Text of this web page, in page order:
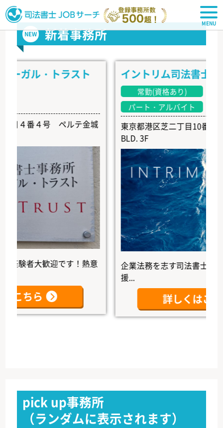
司法書士JOBサーチ
NEW 新着事務所
ル・トラスト
番４号 ペルテ金城
大歓迎です！熱意
ら
イントリム司法書士事務所
常勤(資格あり)
常勤(
パート・アルバイト
東京都港区芝二丁目10番6号
BLD. 3F
企業法務を志す司法書士の未来を
詳しくはこちら
pick up事務所
（ランダムに表示されます）